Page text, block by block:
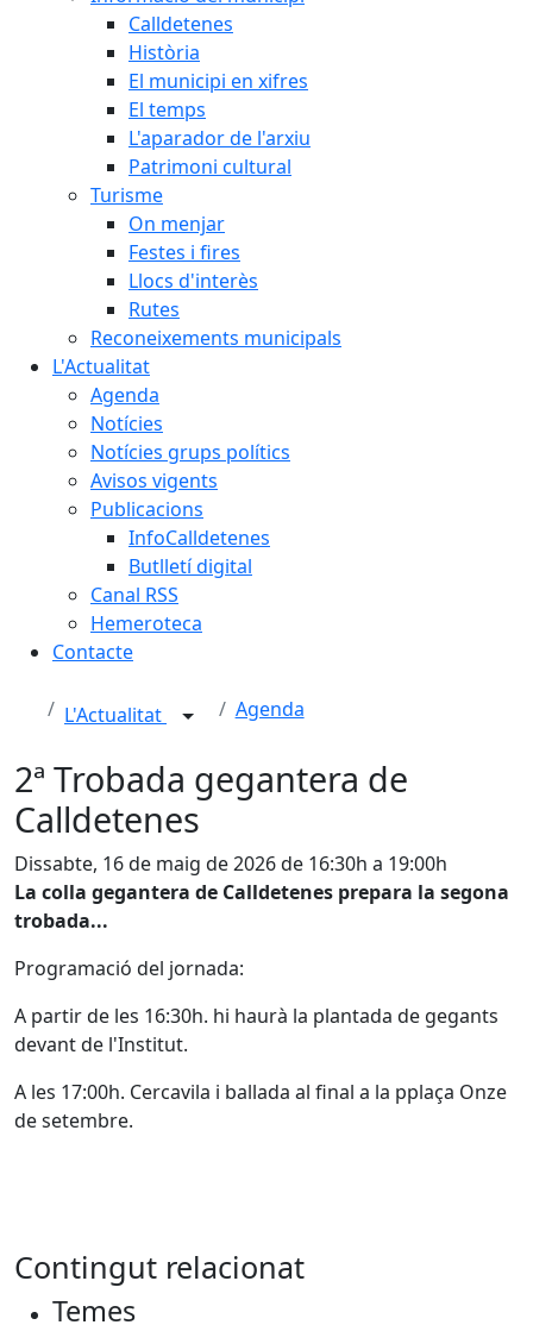
Calldetenes
Història
El municipi en xifres
El temps
L'aparador de l'arxiu
Patrimoni cultural
Turisme
On menjar
Festes i fires
Llocs d'interès
Rutes
Reconeixements municipals
L'Actualitat
Agenda
Notícies
Notícies grups polítics
Avisos vigents
Publicacions
InfoCalldetenes
Butlletí digital
Canal RSS
Hemeroteca
Contacte
L'Actualitat Agenda
2ª Trobada gegantera de
Calldetenes
Dissabte, 16 de maig de 2026 de 16:30h a 19:00h
La colla gegantera de Calldetenes prepara la segona
trobada...
Programació del jornada:
A partir de les 16:30h. hi haurà la plantada de gegants
devant de l'Institut.
A les 17:00h. Cercavila i ballada al final a la pplaça Onze
de setembre.
Contingut relacionat
Temes